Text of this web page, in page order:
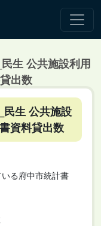
生 公共施設利用
出数
民生 公共施設
資料貸出数
る府中市統計書